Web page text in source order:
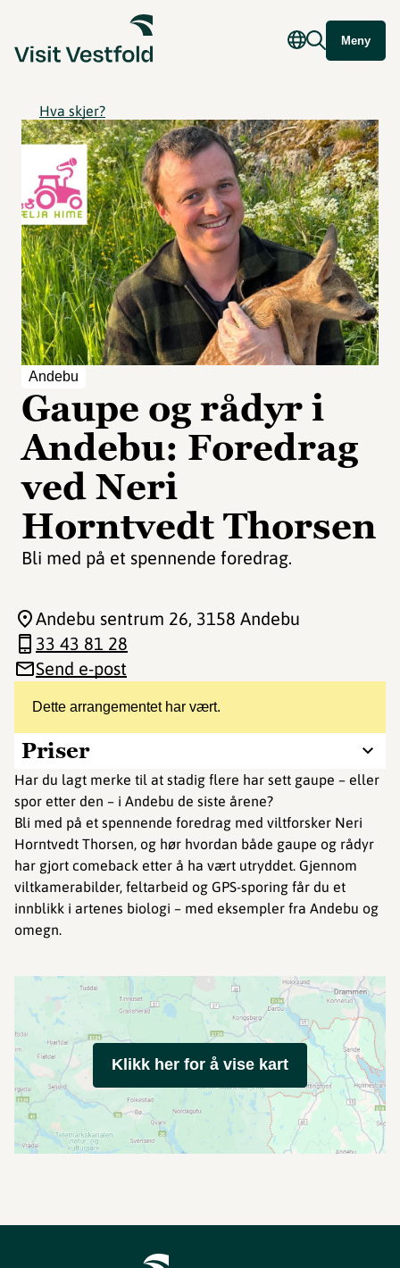
Meny
Hva skjer?
Andebu
Gaupe og rådyr i
Andebu: Foredrag
ved Neri
Horntvedt Thorsen
Bli med på et spennende foredrag.
Dette arrangementet har vært.
Priser
Har du lagt merke til at stadig flere har sett gaupe – eller
spor etter den – i Andebu de siste årene?
Bli med på et spennende foredrag med viltforsker Neri
Horntvedt Thorsen, og hør hvordan både gaupe og rådyr
har gjort comeback etter å ha vært utryddet. Gjennom
viltkamerabilder, feltarbeid og GPS-sporing får du et
innblikk i artenes biologi – med eksempler fra Andebu og
omegn.
Andebu sentrum 26, 3158 Andebu
33 43 81 28
Send e-post
Klikk her for å vise kart